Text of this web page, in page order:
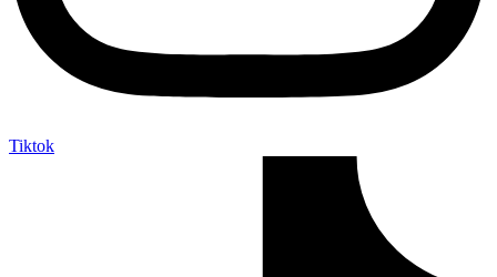
Tiktok